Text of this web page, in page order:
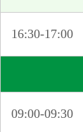
16:30-17:00
09:00-09:30
浙江中国